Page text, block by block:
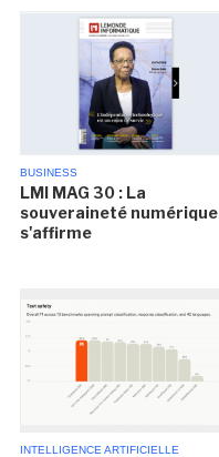
BUSINESS
LMI MAG 30 : La
souveraineté numérique
s'affirme
INTELLIGENCE ARTIFICIELLE